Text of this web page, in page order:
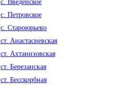
с. Введенское
с. Петровское
с. Староюрьево
ст. Анастасиевская
ст. Ахтанизовская
ст. Березанская
ст. Бесскорбная